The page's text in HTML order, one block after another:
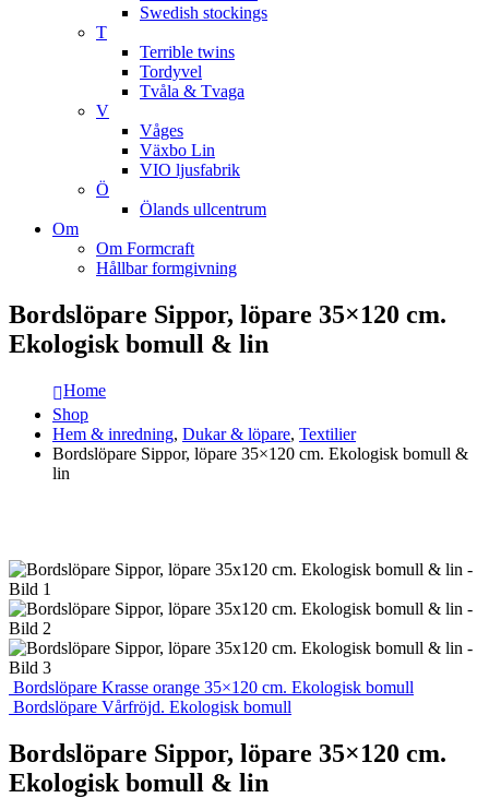
Swedish stockings
T
Terrible twins
Tordyvel
Tvåla & Tvaga
V
Våges
Växbo Lin
VIO ljusfabrik
Ö
Ölands ullcentrum
Om
Om Formcraft
Hållbar formgivning
Bordslöpare Sippor, löpare 35×120 cm.
Ekologisk bomull & lin
Home
Shop
Hem & inredning, Dukar & löpare, Textilier
Bordslöpare Sippor, löpare 35×120 cm. Ekologisk bomull &
lin
Bordslöpare Krasse orange 35×120 cm. Ekologisk bomull
Bordslöpare Vårfröjd. Ekologisk bomull
Bordslöpare Sippor, löpare 35×120 cm.
Ekologisk bomull & lin